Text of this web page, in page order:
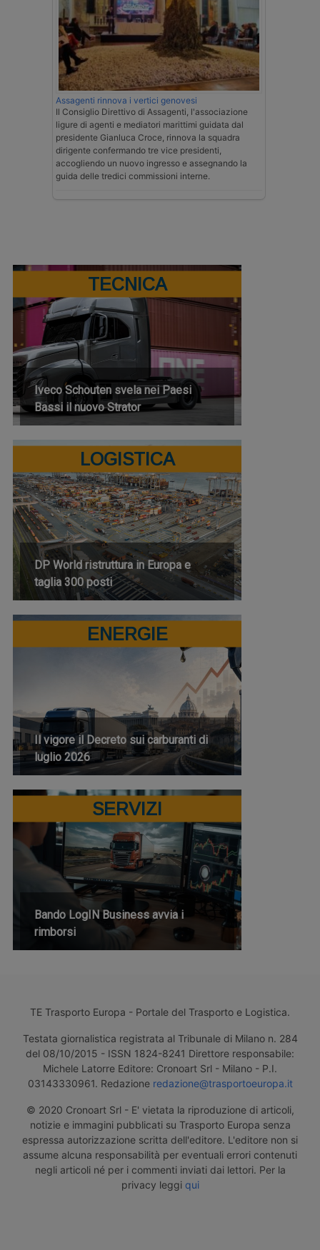
Assagenti rinnova i vertici genovesi
Il Consiglio Direttivo di Assagenti, l'associazione
ligure di agenti e mediatori marittimi guidata dal
presidente Gianluca Croce, rinnova la squadra
dirigente confermando tre vice presidenti,
accogliendo un nuovo ingresso e assegnando la
guida delle tredici commissioni interne.
TECNICA
Iveco Schouten svela nei Paesi
Bassi il nuovo Strator
LOGISTICA
DP World ristruttura in Europa e
taglia 300 posti
ENERGIE
Il vigore il Decreto sui carburanti di
luglio 2026
SERVIZI
Bando LogIN Business avvia i
rimborsi
TE Trasporto Europa - Portale del Trasporto e Logistica.
Testata giornalistica registrata al Tribunale di Milano n. 284
del 08/10/2015 - ISSN 1824-8241 Direttore responsabile:
Michele Latorre Editore: Cronoart Srl - Milano - P.I.
03143330961. Redazione redazione@trasportoeuropa.it
© 2020 Cronoart Srl - E' vietata la riproduzione di articoli,
notizie e immagini pubblicati su Trasporto Europa senza
espressa autorizzazione scritta dell'editore. L'editore non si
assume alcuna responsabilità per eventuali errori contenuti
negli articoli né per i commenti inviati dai lettori. Per la
privacy leggi qui